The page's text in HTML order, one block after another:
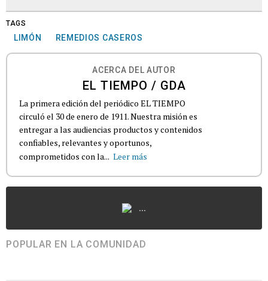
TAGS
LIMÓN REMEDIOS CASEROS
ACERCA DEL AUTOR
EL TIEMPO / GDA
La primera edición del periódico EL TIEMPO
circuló el 30 de enero de 1911. Nuestra misión es
entregar a las audiencias productos y contenidos
confiables, relevantes y oportunos,
comprometidos con la... Leer más
...
POPULAR EN LA COMUNIDAD